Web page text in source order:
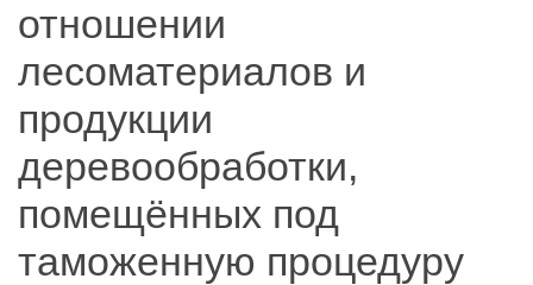
отношении
лесоматериалов и
продукции
деревообработки,
помещённых под
таможенную процедуру